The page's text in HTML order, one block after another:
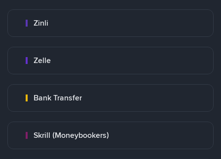
Zinli
Zelle
Bank Transfer
Skrill (Moneybookers)